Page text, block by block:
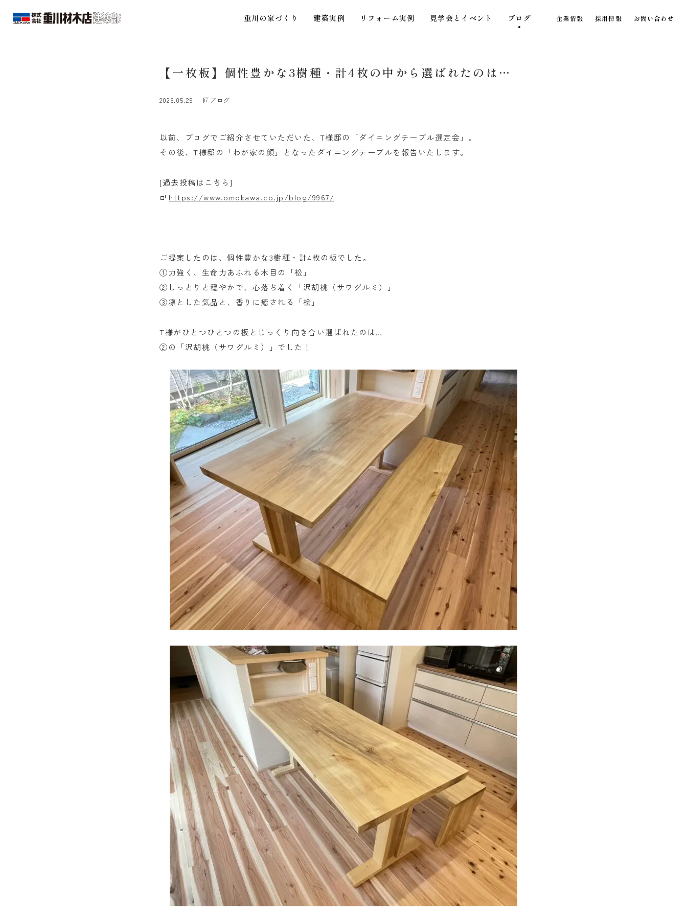
重川の家づくり 建築実例 リフォーム実例 見学会とイベント ブログ 企業情報 採用情報 お問い合わせ
【一枚板】個性豊かな3樹種・計4枚の中から選ばれたのは…
2026.05.25 匠ブログ
以前、ブログでご紹介させていただいた、T様邸の「ダイニングテーブル選定会」。
その後、T様邸の「わが家の顔」となったダイニングテーブルを報告いたします。
[過去投稿はこちら]
https://www.omokawa.co.jp/blog/9967/
ご提案したのは、個性豊かな3樹種・計4枚の板でした。
①力強く、生命力あふれる木目の「松」
②しっとりと穏やかで、心落ち着く「沢胡桃（サワグルミ）」
③凛とした気品と、香りに癒される「桧」
T様がひとつひとつの板とじっくり向き合い選ばれたのは…
②の「沢胡桃（サワグルミ）」でした！